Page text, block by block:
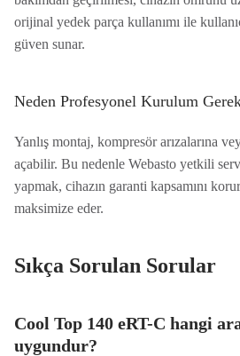
orijinal yedek parça kullanımı ile
güven sunar.
Neden Profesyonel Kurulum
Yanlış montaj, kompresör arızalarına
açabilir. Bu nedenle Webasto yetkili
yapmak, cihazın garanti kapsamını
maksimize eder.
Sıkça Sorulan Sorular
Cool Top 140 eRT-C hangi
uygundur?